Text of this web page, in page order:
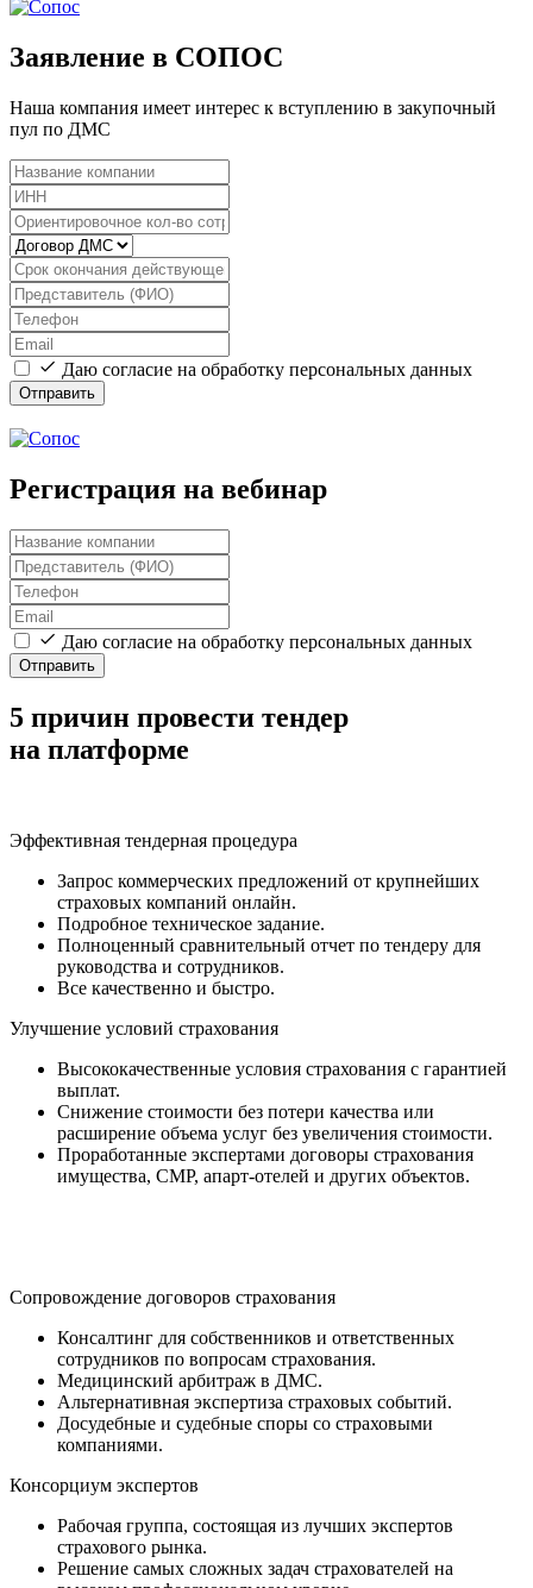
Заявление в СОПОС
Наша компания имеет интерес к вступлению в закупочный
пул по ДМС
Даю согласие на обработку персональных данных
Отправить
Регистрация на вебинар
Даю согласие на обработку персональных данных
Отправить
5 причин провести тендер
на платформе
Эффективная тендерная процедура
Запрос коммерческих предложений от крупнейших
страховых компаний онлайн.
Подробное техническое задание.
Полноценный сравнительный отчет по тендеру для
руководства и сотрудников.
Все качественно и быстро.
Улучшение условий страхования
Высококачественные условия страхования с гарантией
выплат.
Снижение стоимости без потери качества или
расширение объема услуг без увеличения стоимости.
Проработанные экспертами договоры страхования
имущества, СМР, апарт-отелей и других объектов.
Сопровождение договоров страхования
Консалтинг для собственников и ответственных
сотрудников по вопросам страхования.
Медицинский арбитраж в ДМС.
Альтернативная экспертиза страховых событий.
Досудебные и судебные споры со страховыми
компаниями.
Консорциум экспертов
Рабочая группа, состоящая из лучших экспертов
страхового рынка.
Решение самых сложных задач страхователей на